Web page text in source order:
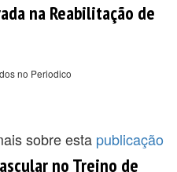
na Reabilitação de
no Periodico
sobre esta publicação
no Treino de